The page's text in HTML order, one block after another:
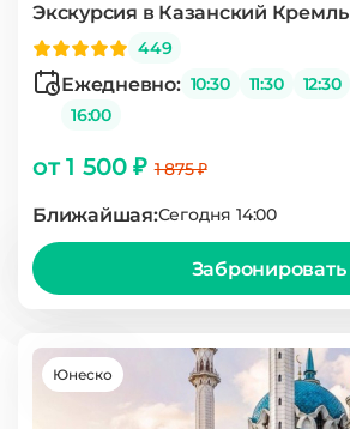
Экскурсия в Казанский Кремль
449
Ежедневно: 10:30 11:30 12:30
16:00
от 1 500 ₽1 875 ₽
Ближайшая:Сегодня 14:00
Забронировать
Юнеско